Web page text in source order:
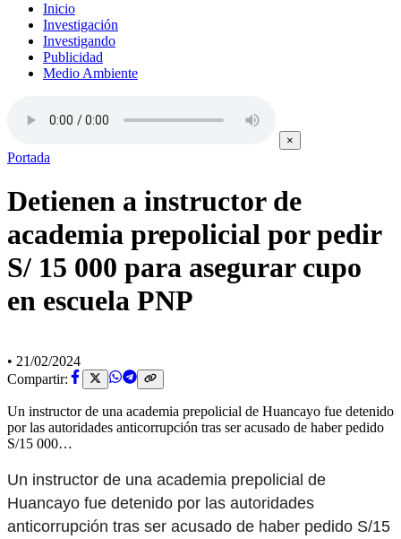
Inicio
Investigación
Investigando
Publicidad
Medio Ambiente
×
Portada
Detienen a instructor de
academia prepolicial por pedir
S/ 15 000 para asegurar cupo
en escuela PNP
• 21/02/2024
Compartir:
Un instructor de una academia prepolicial de Huancayo fue detenido
por las autoridades anticorrupción tras ser acusado de haber pedido
S/15 000…
Un instructor de una academia prepolicial de
Huancayo fue detenido por las autoridades
anticorrupción tras ser acusado de haber pedido S/15